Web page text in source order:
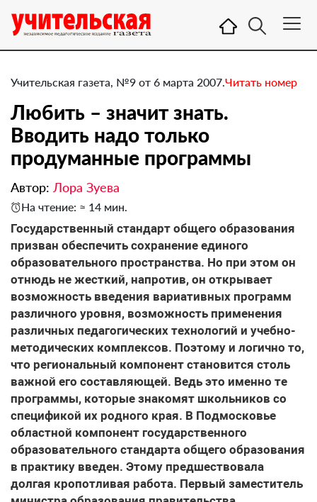
Учительская газета, №9 от 6 марта 2007.Читать номер
Любить – значит знать.
Вводить надо только
продуманные программы
Автор: Лора Зуева
На чтение: ≈ 14 мин.
Государственный стандарт общего образования
призван обеспечить сохранение единого
образовательного пространства. Но при этом он
отнюдь не жесткий, напротив, он открывает
возможность введения вариативных программ
различного уровня, возможность применения
различных педагогических технологий и учебно-
методических комплексов. Поэтому и логично то,
что региональный компонент становится столь
важной его составляющей. Ведь это именно те
программы, которые знакомят школьников со
спецификой их родного края. В Подмосковье
областной компонент государственного
образовательного стандарта общего образования
в практику введен. Этому предшествовала
долгая кропотливая работа. Первый заместитель